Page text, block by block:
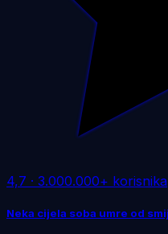
4,7 · 3.000.000+ korisnika
Neka cijela soba umre od